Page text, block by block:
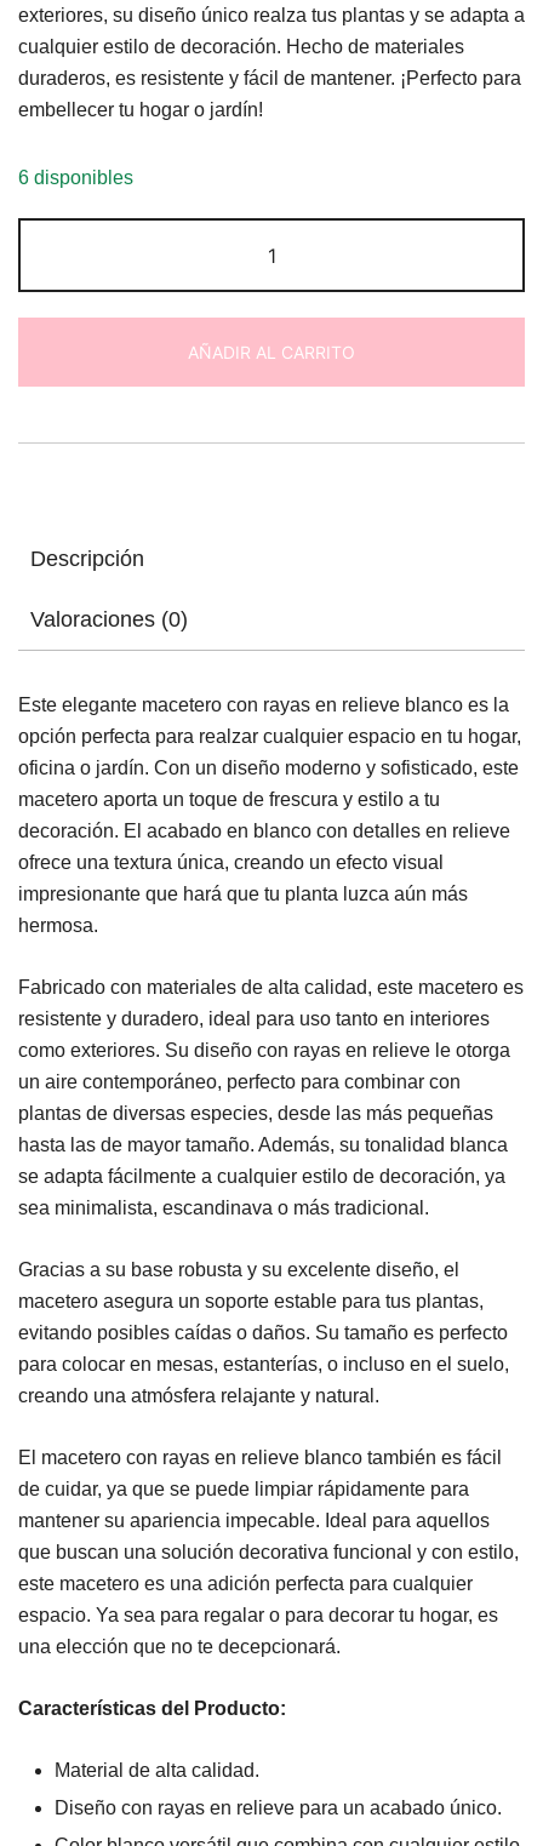
exteriores, su diseño único realza tus plantas y se adapta a
cualquier estilo de decoración. Hecho de materiales
duraderos, es resistente y fácil de mantener. ¡Perfecto para
embellecer tu hogar o jardín!
6 disponibles
con
Rayas
Relieve
Blanco
AÑADIR AL CARRITO
Descripción
Valoraciones (0)
Este elegante macetero con rayas en relieve blanco es la
opción perfecta para realzar cualquier espacio en tu hogar,
oficina o jardín. Con un diseño moderno y sofisticado, este
macetero aporta un toque de frescura y estilo a tu
decoración. El acabado en blanco con detalles en relieve
ofrece una textura única, creando un efecto visual
impresionante que hará que tu planta luzca aún más
hermosa.
Fabricado con materiales de alta calidad, este macetero es
resistente y duradero, ideal para uso tanto en interiores
como exteriores. Su diseño con rayas en relieve le otorga
un aire contemporáneo, perfecto para combinar con
plantas de diversas especies, desde las más pequeñas
hasta las de mayor tamaño. Además, su tonalidad blanca
se adapta fácilmente a cualquier estilo de decoración, ya
sea minimalista, escandinava o más tradicional.
Gracias a su base robusta y su excelente diseño, el
macetero asegura un soporte estable para tus plantas,
evitando posibles caídas o daños. Su tamaño es perfecto
para colocar en mesas, estanterías, o incluso en el suelo,
creando una atmósfera relajante y natural.
El macetero con rayas en relieve blanco también es fácil
de cuidar, ya que se puede limpiar rápidamente para
mantener su apariencia impecable. Ideal para aquellos
que buscan una solución decorativa funcional y con estilo,
este macetero es una adición perfecta para cualquier
espacio. Ya sea para regalar o para decorar tu hogar, es
una elección que no te decepcionará.
Características del Producto:
Material de alta calidad.
Diseño con rayas en relieve para un acabado único.